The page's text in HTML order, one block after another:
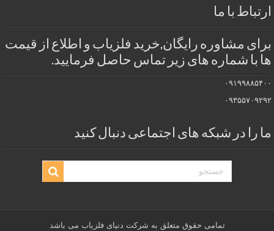
ارتباط با ما
برای مشاوره رایگان,خرید فلزیاب و اطلاع از قیمت
ها با شماره های زیر تماس حاصل فرمایید.
۰۹۱۹۹۸۸۵۴۰۰
۰۹۳۵۵۷۰۹۲۹۲
ما را در شبکه های اجتماعی دنبال کنید
تمامی حقوق متعلق به شرکت دنیای فلزیاب می باشد